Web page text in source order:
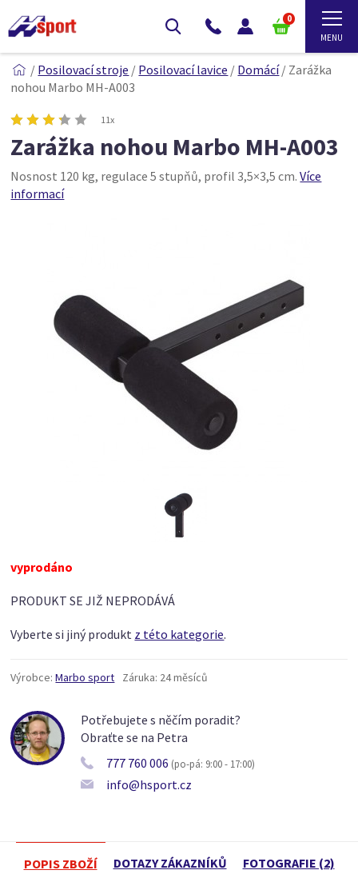
0
/ Posilovací stroje / Posilovací lavice / Domácí/ Zarážka
nohou Marbo MH-A003
11x
Zarážka nohou Marbo MH-A003
Nosnost 120 kg, regulace 5 stupňů, profil 3,5×3,5 cm.Více
informací
vyprodáno
PRODUKT SE JIŽ NEPRODÁVÁ
Vyberte si jiný produkt z této kategorie.
Výrobce: Marbo sport Záruka: 24 měsíců
Potřebujete s něčím poradit?
Obraťte se na Petra
777 760 006 (po-pá: 9:00 - 17:00)
info@hsport.cz
POPIS ZBOŽÍ DOTAZY ZÁKAZNÍKŮ FOTOGRAFIE (2)